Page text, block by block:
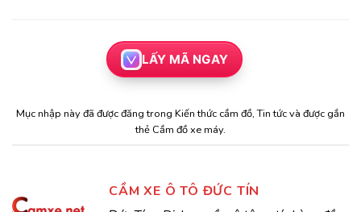
LẤY MÃ NGAY
Mục nhập này đã được đăng trong Kiến thức cầm đồ,Tin tứcvà được gắn
thẻ Cầm đồ xe máy.
CẦM XE Ô TÔ ĐỨC TÍN